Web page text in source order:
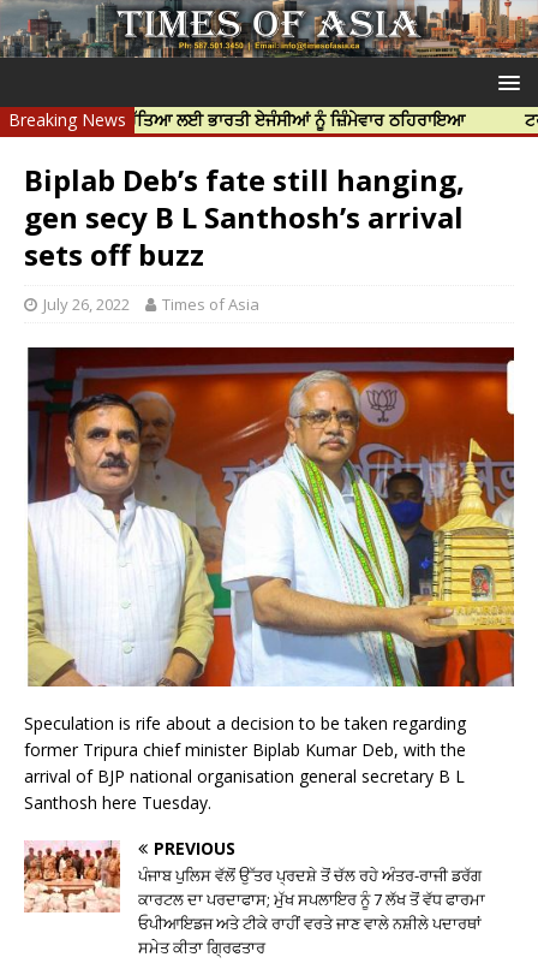
Breaking News
ਦੀ ਹੱਤਿਆ ਲਈ ਭਾਰਤੀ ਏਜੰਸੀਆਂ ਨੂੰ ਜ਼ਿੰਮੇਵਾਰ ਠਹਿਰਾਇਆ ਟਰੱਸਟਡ
Biplab Deb’s fate still hanging,
gen secy B L Santhosh’s arrival
sets off buzz
July 26, 2022 Times of Asia
Speculation is rife about a decision to be taken regarding
former Tripura chief minister Biplab Kumar Deb, with the
arrival of BJP national organisation general secretary B L
Santhosh here Tuesday.
PREVIOUS
ਪੰਜਾਬ ਪੁਲਿਸ ਵੱਲੋਂ ਉੱਤਰ ਪ੍ਰਦਸ਼ੇ ਤੋਂ ਚੱਲ ਰਹੇ ਅੰਤਰ-ਰਾਜੀ ਡਰੱਗ
ਕਾਰਟਲ ਦਾ ਪਰਦਾਫਾਸ; ਮੁੱਖ ਸਪਲਾਇਰ ਨੂੰ 7 ਲੱਖ ਤੋਂ ਵੱਧ ਫਾਰਮਾ
ਓਪੀਆਇਡਜ ਅਤੇ ਟੀਕੇ ਰਾਹੀਂ ਵਰਤੇ ਜਾਣ ਵਾਲੇ ਨਸ਼ੀਲੇ ਪਦਾਰਥਾਂ
ਸਮੇਤ ਕੀਤਾ ਗਿ੍ਰਫਤਾਰ